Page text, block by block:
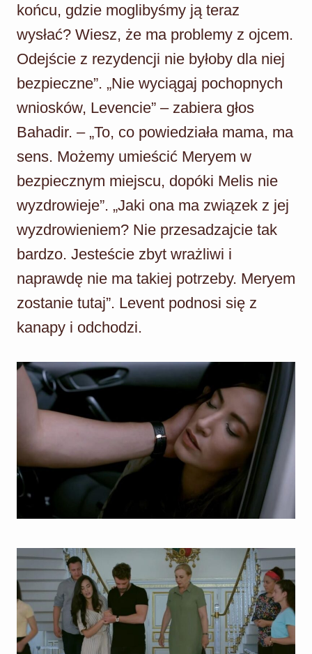
końcu, gdzie moglibyśmy ją teraz
wysłać? Wiesz, że ma problemy z ojcem.
Odejście z rezydencji nie byłoby dla niej
bezpieczne”. „Nie wyciągaj pochopnych
wniosków, Levencie” – zabiera głos
Bahadir. – „To, co powiedziała mama, ma
sens. Możemy umieścić Meryem w
bezpiecznym miejscu, dopóki Melis nie
wyzdrowieje”. „Jaki ona ma związek z jej
wyzdrowieniem? Nie przesadzajcie tak
bardzo. Jesteście zbyt wrażliwi i
naprawdę nie ma takiej potrzeby. Meryem
zostanie tutaj”. Levent podnosi się z
kanapy i odchodzi.